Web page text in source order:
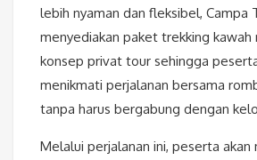
lebih nyaman dan fleksibel, Campa
menyediakan paket trekking kawah
konsep privat tour sehingga
menikmati perjalanan bersama
tanpa harus bergabung dengan
Melalui perjalanan ini, peserta akan